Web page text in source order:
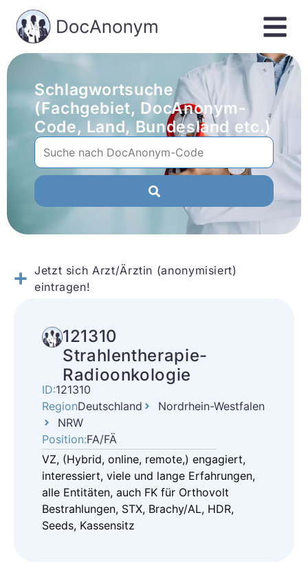
Schlagwortsuche
(Fachgebiet, DocAnonym-
Code, Land, Bundesland etc.)
Jetzt sich Arzt/Ärztin (anonymisiert)
eintragen!
121310
Strahlentherapie-
Radioonkologie
ID:121310
RegionDeutschland
Nordrhein-Westfalen
NRW
Position:FA/FÄ
VZ, (Hybrid, online, remote,) engagiert,
interessiert, viele und lange Erfahrungen,
alle Entitäten, auch FK für Orthovolt
Bestrahlungen, STX, Brachy/AL, HDR,
Seeds, Kassensitz